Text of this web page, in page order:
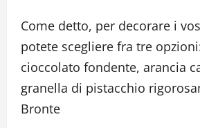
Come detto, per decorare i
potete scegliere fra tre
cioccolato fondente, arancia
granella di pistacchio
Bronte